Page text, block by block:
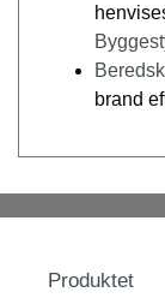
brand
Produktet